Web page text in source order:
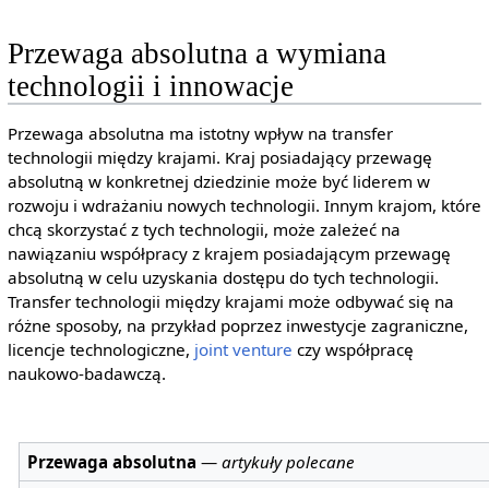
Przewaga absolutna a wymiana
technologii i innowacje
Przewaga absolutna ma istotny wpływ na transfer
technologii między krajami. Kraj posiadający przewagę
absolutną w konkretnej dziedzinie może być liderem w
rozwoju i wdrażaniu nowych technologii. Innym krajom, które
chcą skorzystać z tych technologii, może zależeć na
nawiązaniu współpracy z krajem posiadającym przewagę
absolutną w celu uzyskania dostępu do tych technologii.
Transfer technologii między krajami może odbywać się na
różne sposoby, na przykład poprzez inwestycje zagraniczne,
licencje technologiczne, joint venture czy współpracę
naukowo-badawczą.
Przewaga absolutna —artykuły polecane